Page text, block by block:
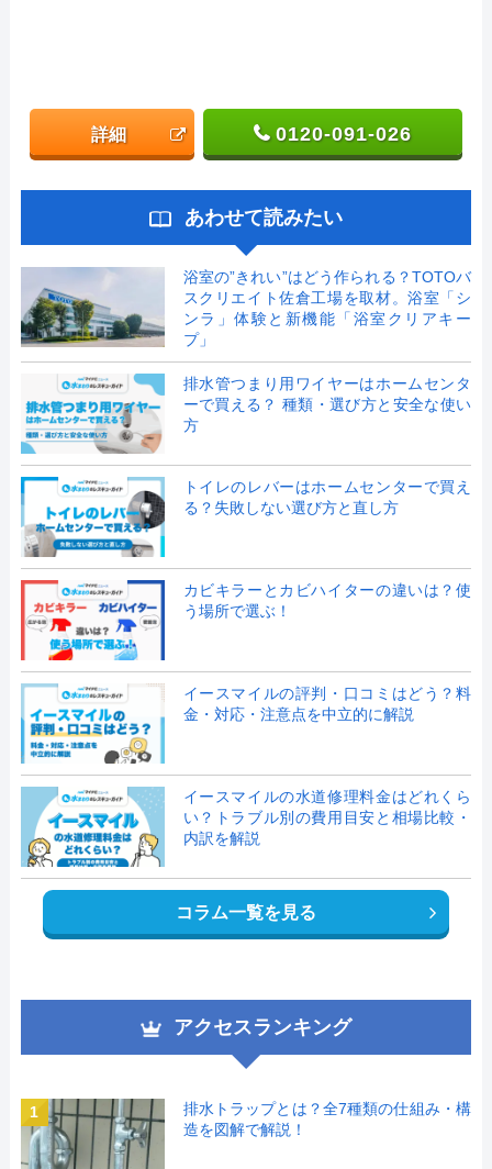
詳細 0120-091-026
あわせて読みたい
浴室の”きれい”はどう作られる？TOTOバ
スクリエイト佐倉工場を取材。浴室「シ
ンラ」体験と新機能「浴室クリアキー
プ」
排水管つまり用ワイヤーはホームセンタ
ーで買える？ 種類・選び方と安全な使い
方
トイレのレバーはホームセンターで買え
る？失敗しない選び方と直し方
カビキラーとカビハイターの違いは？使
う場所で選ぶ！
イースマイルの評判・口コミはどう？料
金・対応・注意点を中立的に解説
イースマイルの水道修理料金はどれくら
い？トラブル別の費用目安と相場比較・
内訳を解説
コラム一覧を見る
アクセスランキング
1
排水トラップとは？全7種類の仕組み・構
造を図解で解説！